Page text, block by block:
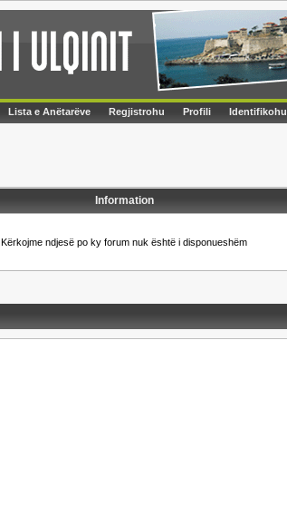
Lista e Anëtarëve Regjistrohu Profili Identifikohu
Information
Kërkojme ndjesë po ky forum nuk është i disponueshëm